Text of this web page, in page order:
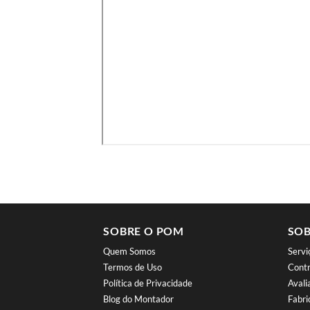
SOBRE O POM
Quem Somos
Termos de Uso
Política de Privacidade
Blog do Montador